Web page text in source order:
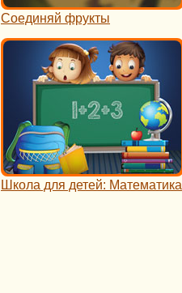
Соединяй фрукты
Школа для детей: Математика